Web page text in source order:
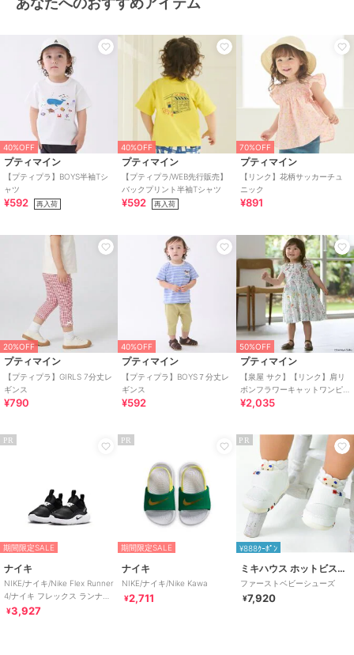
素材
グリーン/ラベンダー/アイボリー/
合成皮革、（底材の種類） ゴム底
商品のお取り扱い方法
特徴
ベビーシューズ
無地/ ロゴ/ワンポイント
ファーストシューズ
無地/ロゴ/ワンポイント
原産国 中国
40%OFF
プティマイン
【プティプラ】BOYS半袖Tシ
ャツ
¥592 再入荷
40%OFF
プティマイン
【プティプラ/WEB先行販売】
バックプリント半袖Tシャツ
¥592 再入荷
70%OFF
プティマイン
【リンク】花柄サッカーチュ
ニック
¥891
20%OFF
プティマイン
【プティプラ】GIRLS 7分丈レ
ギンス
¥790
40%OFF
プティマイン
【プティプラ】BOYS７分丈レ
ギンス
¥592
50%OFF
プティマイン
【泉屋 サク】【リンク】肩リ
ボンフラワーキャットワンピ
ース
¥2,035
PR
期間限定SALE
ナイキ
NIKE/ナイキ/Nike Flex Runner
4/ナイキ フレックス ランナー
4¥3,927
PR
期間限定SALE
ナイキ
NIKE/ナイキ/Nike Kawa
¥2,711
PR
¥888ｸｰﾎﾟﾝ
ミキハウス ホットビスケッツ
ファーストベビーシューズ
¥7,920